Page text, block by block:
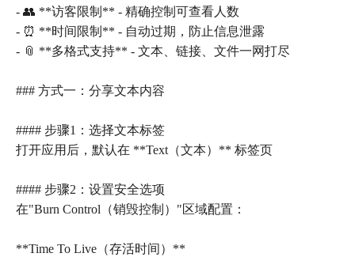
- 👥 **访客限制** - 精确控制可查看人数
- ⏰ **时间限制** - 自动过期，防止信息泄露
- 📎 **多格式支持** - 文本、链接、文件一网打尽
### 方式一：分享文本内容
#### 步骤1：选择文本标签
打开应用后，默认在 **Text（文本）** 标签页
#### 步骤2：设置安全选项
在"Burn Control（销毁控制）"区域配置：
**Time To Live（存活时间）**